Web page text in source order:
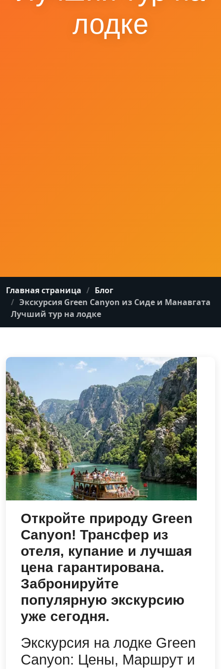
лодке
Главная страница
Блог
Экскурсия Green Canyon из Сиде и Манавгата
Лучший тур на лодке
Откройте природу Green
Canyon! Трансфер из
отеля, купание и лучшая
цена гарантирована.
Забронируйте
популярную экскурсию
уже сегодня.
Экскурсия на лодке Green
Canyon: Цены, Маршрут и